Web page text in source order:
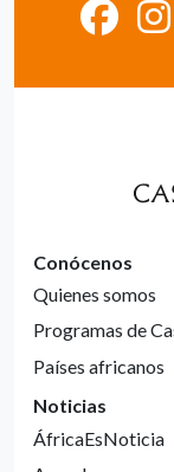
Conócenos
Quienes somos
Programas de
Países africanos
Noticias
ÁfricaEsNoticia